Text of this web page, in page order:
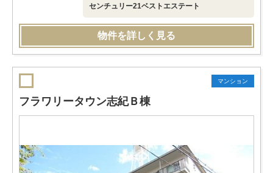
センチュリー21ベストエステート
物件を詳しく見る
マンション
フラワリータウン志紀Ｂ棟